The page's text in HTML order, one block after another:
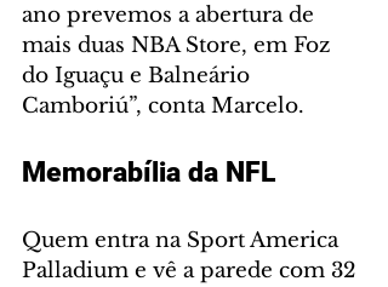
ano prevemos a abertura de
mais duas NBA Store, em Foz
do Iguaçu e Balneário
Camboriú”, conta Marcelo.
Memorabília da NFL
Quem entra na Sport America
Palladium e vê a parede com 32